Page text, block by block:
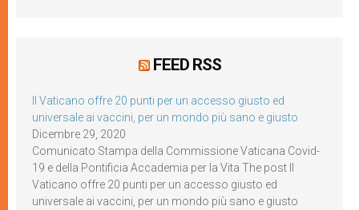
FEED RSS
Il Vaticano offre 20 punti per un accesso giusto ed
universale ai vaccini, per un mondo più sano e giusto
Dicembre 29, 2020
Comunicato Stampa della Commissione Vaticana Covid-
19 e della Pontificia Accademia per la Vita The post Il
Vaticano offre 20 punti per un accesso giusto ed
universale ai vaccini, per un mondo più sano e giusto